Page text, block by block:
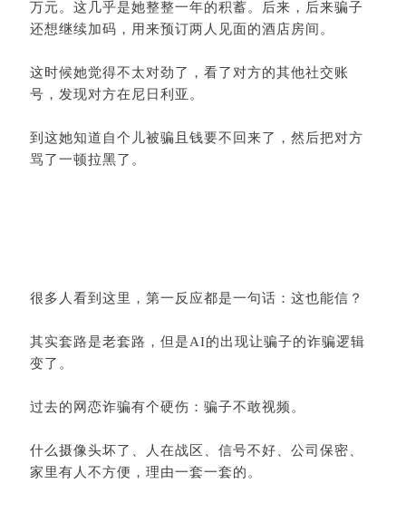
万元。这几乎是她整整一年的积蓄。后来，后来骗子
还想继续加码，用来预订两人见面的酒店房间。
这时候她觉得不太对劲了，看了对方的其他社交账
号，发现对方在尼日利亚。
到这她知道自个儿被骗且钱要不回来了，然后把对方
骂了一顿拉黑了。
很多人看到这里，第一反应都是一句话：这也能信？
其实套路是老套路，但是AI的出现让骗子的诈骗逻辑
变了。
过去的网恋诈骗有个硬伤：骗子不敢视频。
什么摄像头坏了、人在战区、信号不好、公司保密、
家里有人不方便，理由一套一套的。